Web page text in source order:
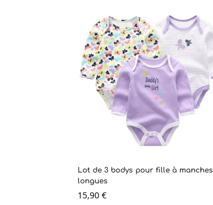
Lot de 3 bodys pour fille à manches
longues
15,90 €